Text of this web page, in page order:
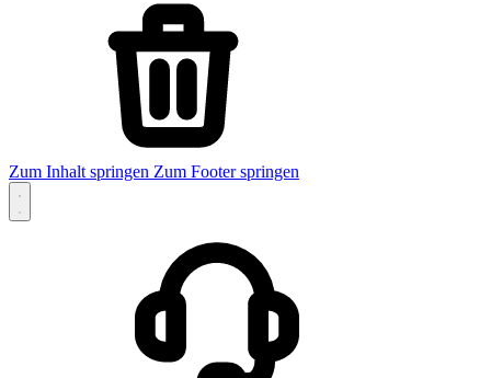
Zum Inhalt springen Zum Footer springen